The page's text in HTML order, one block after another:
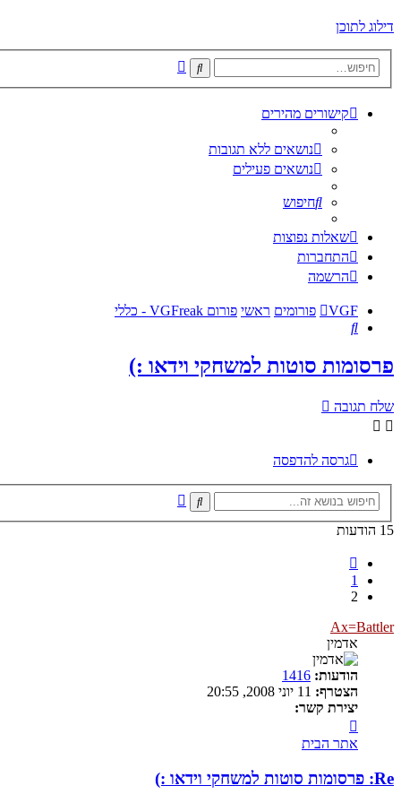
דילוג לתוכן
חיפוש
קישורים מהירים
נושאים ללא תגובות
נושאים פעילים
חיפוש
שאלות נפוצות
התחברות
הרשמה
VGF פורומים ראשי פורום VGFreak - כללי
חיפוש
פרסומות סוטות למשחקי וידאו :)
שלח תגובה
גרסה להדפסה
חיפוש
15 הודעות
1
2
Ax=Battler
אדמין
הודעות: 1416
הצטרף:
יצירת קשר:
קשר
עם
Ax=Battler
אתר הבית
Re: פרסומות סוטות למשחקי וידאו :)